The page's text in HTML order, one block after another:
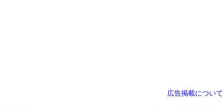
広告掲載について